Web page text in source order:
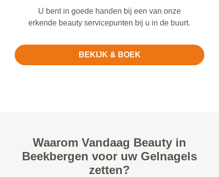
U bent in goede handen bij een van onze
erkende beauty servicepunten bij u in de buurt.
BEKIJK & BOEK
Waarom Vandaag Beauty in
Beekbergen voor uw Gelnagels
zetten?